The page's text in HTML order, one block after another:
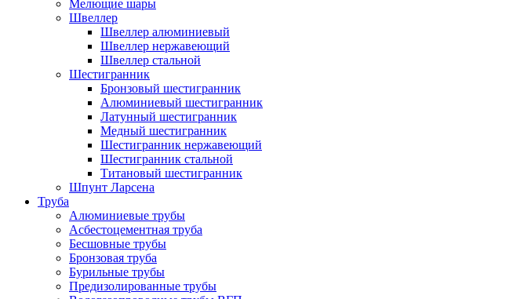
Мелющие шары
Швеллер
Швеллер алюминиевый
Швеллер нержавеющий
Швеллер стальной
Шестигранник
Бронзовый шестигранник
Алюминиевый шестигранник
Латунный шестигранник
Медный шестигранник
Шестигранник нержавеющий
Шестигранник стальной
Титановый шестигранник
Шпунт Ларсена
Труба
Алюминиевые трубы
Асбестоцементная труба
Бесшовные трубы
Бронзовая труба
Бурильные трубы
Предизолированные трубы